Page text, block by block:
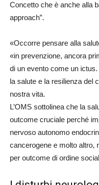
Concetto che è anche alla
approach”.
«Occorre pensare alla
«in prevenzione, ancora
di un evento come un
la salute e la resilienza del
nostra vita.
L’OMS sottolinea che la
outcome cruciale perché
nervoso autonomo
cancerogene e molto altro,
per outcome di ordine